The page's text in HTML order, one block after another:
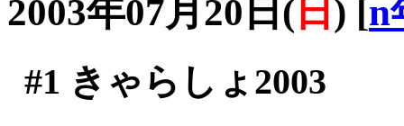
2003年07月20日( 日 ) [n
#1 きゃらしょ2003